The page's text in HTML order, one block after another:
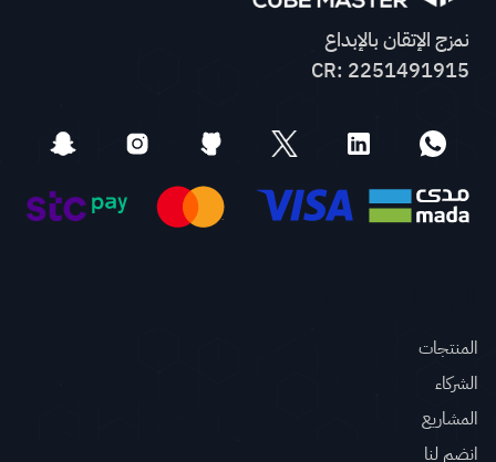
نمزج الإتقان بالإبداع
CR: 2251491915
المنتجات
الشركاء
المشاريع
انضم لنا